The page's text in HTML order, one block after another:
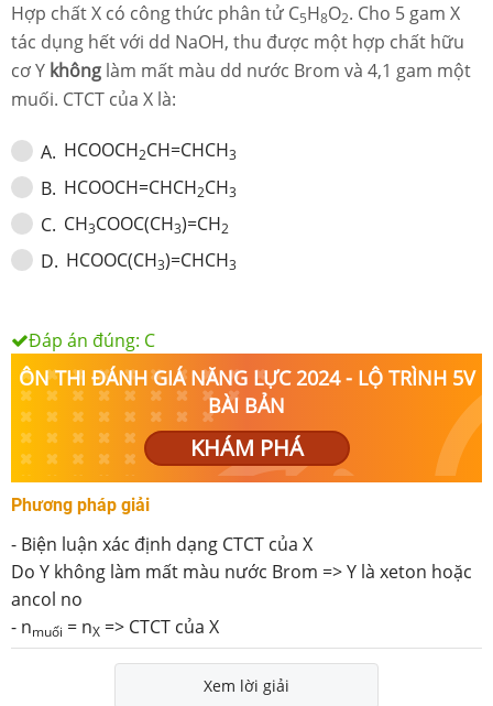
Hợp chất X có công thức phân tử C5H8O2. Cho 5 gam X
tác dụng hết với dd NaOH, thu được một hợp chất hữu
cơ Y không làm mất màu dd nước Brom và 4,1 gam một
muối. CTCT của X là:
A. HCOOCH2CH=CHCH3
B. HCOOCH=CHCH2CH3
C. CH3COOC(CH3)=CH2
D. HCOOC(CH3)=CHCH3
Đáp án đúng: C
ÔN THI ĐÁNH GIÁ NĂNG LỰC 2024 - LỘ TRÌNH 5V
BÀI BẢN
KHÁM PHÁ
Phương pháp giải
- Biện luận xác định dạng CTCT của X
Do Y không làm mất màu nước Brom => Y là xeton hoặc
ancol no
- nmuối = nX => CTCT của X
Xem lời giải